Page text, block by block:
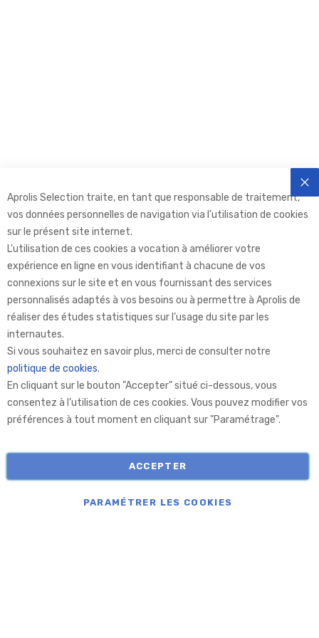
Aprolis Selection
Aprolis
Aprolis Selection traite, en tant que responsable de traitement,
vos données personnelles de navigation via l’utilisation de cookies
sur le présent site internet.
L’utilisation de ces cookies a vocation à améliorer votre
expérience en ligne en vous identifiant à chacune de vos
connexions sur le site et en vous fournissant des services
personnalisés adaptés à vos besoins ou à permettre à Aprolis de
réaliser des études statistiques sur l’usage du site par les
internautes.
Si vous souhaitez en savoir plus, merci de consulter notre
politique de cookies.
En cliquant sur le bouton "Accepter" situé ci-dessous, vous
consentez à l’utilisation de ces cookies. Vous pouvez modifier vos
préférences à tout moment en cliquant sur "Paramétrage".
ACCEPTER
PARAMÉTRER LES COOKIES